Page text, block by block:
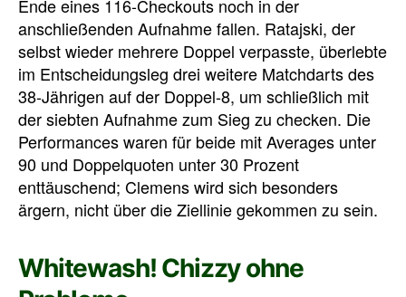
Ende eines 116-Checkouts noch in der
anschließenden Aufnahme fallen. Ratajski, der
selbst wieder mehrere Doppel verpasste, überlebte
im Entscheidungsleg drei weitere Matchdarts des
38-Jährigen auf der Doppel-8, um schließlich mit
der siebten Aufnahme zum Sieg zu checken. Die
Performances waren für beide mit Averages unter
90 und Doppelquoten unter 30 Prozent
enttäuschend; Clemens wird sich besonders
ärgern, nicht über die Ziellinie gekommen zu sein.
Whitewash! Chizzy ohne